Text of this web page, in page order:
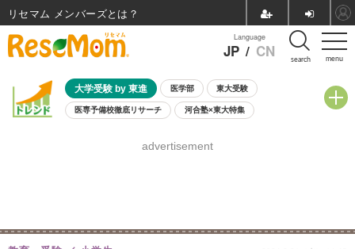
menu
Language
JP / CN search
大学受験 by 東進 医学部 東大受験
医専予備校徹底リサーチ 河合塾×東大特集
8月開催学校説明会・相談会
advertisement
リセマム メンバーズ